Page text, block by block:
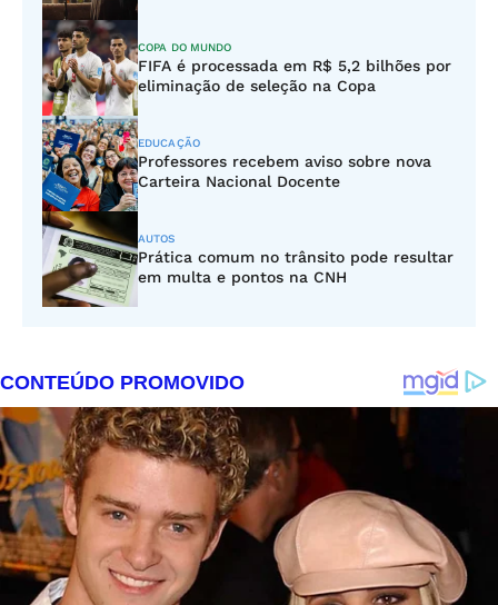
COPA DO MUNDO
FIFA é processada em R$ 5,2 bilhões por
eliminação de seleção na Copa
EDUCAÇÃO
Professores recebem aviso sobre nova
Carteira Nacional Docente
AUTOS
Prática comum no trânsito pode resultar
em multa e pontos na CNH